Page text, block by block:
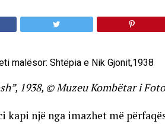
1938, © Muzeu Kombëtar i
kapi një nga imazhet më